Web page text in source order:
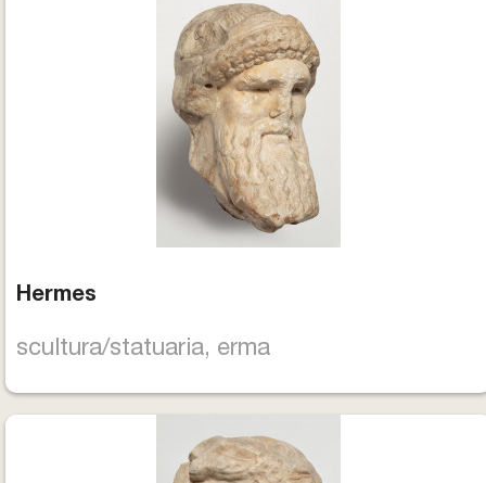
Hermes
scultura/statuaria, erma